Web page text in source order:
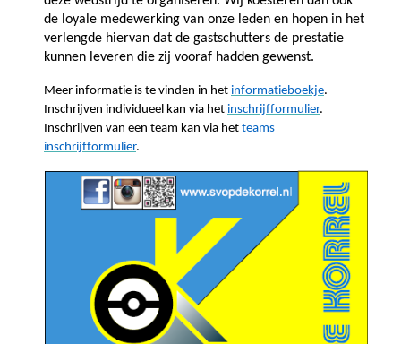
de loyale medewerking van onze leden en hopen in het
verlengde hiervan dat de gastschutters de prestatie
kunnen leveren die zij vooraf hadden gewenst.
Meer informatie is te vinden in het informatieboekje.
Inschrijven individueel kan via het inschrijfformulier.
Inschrijven van een team kan via het teams
inschrijfformulier.